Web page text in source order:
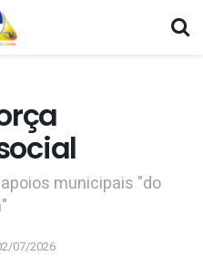
municipais "do
07/2026